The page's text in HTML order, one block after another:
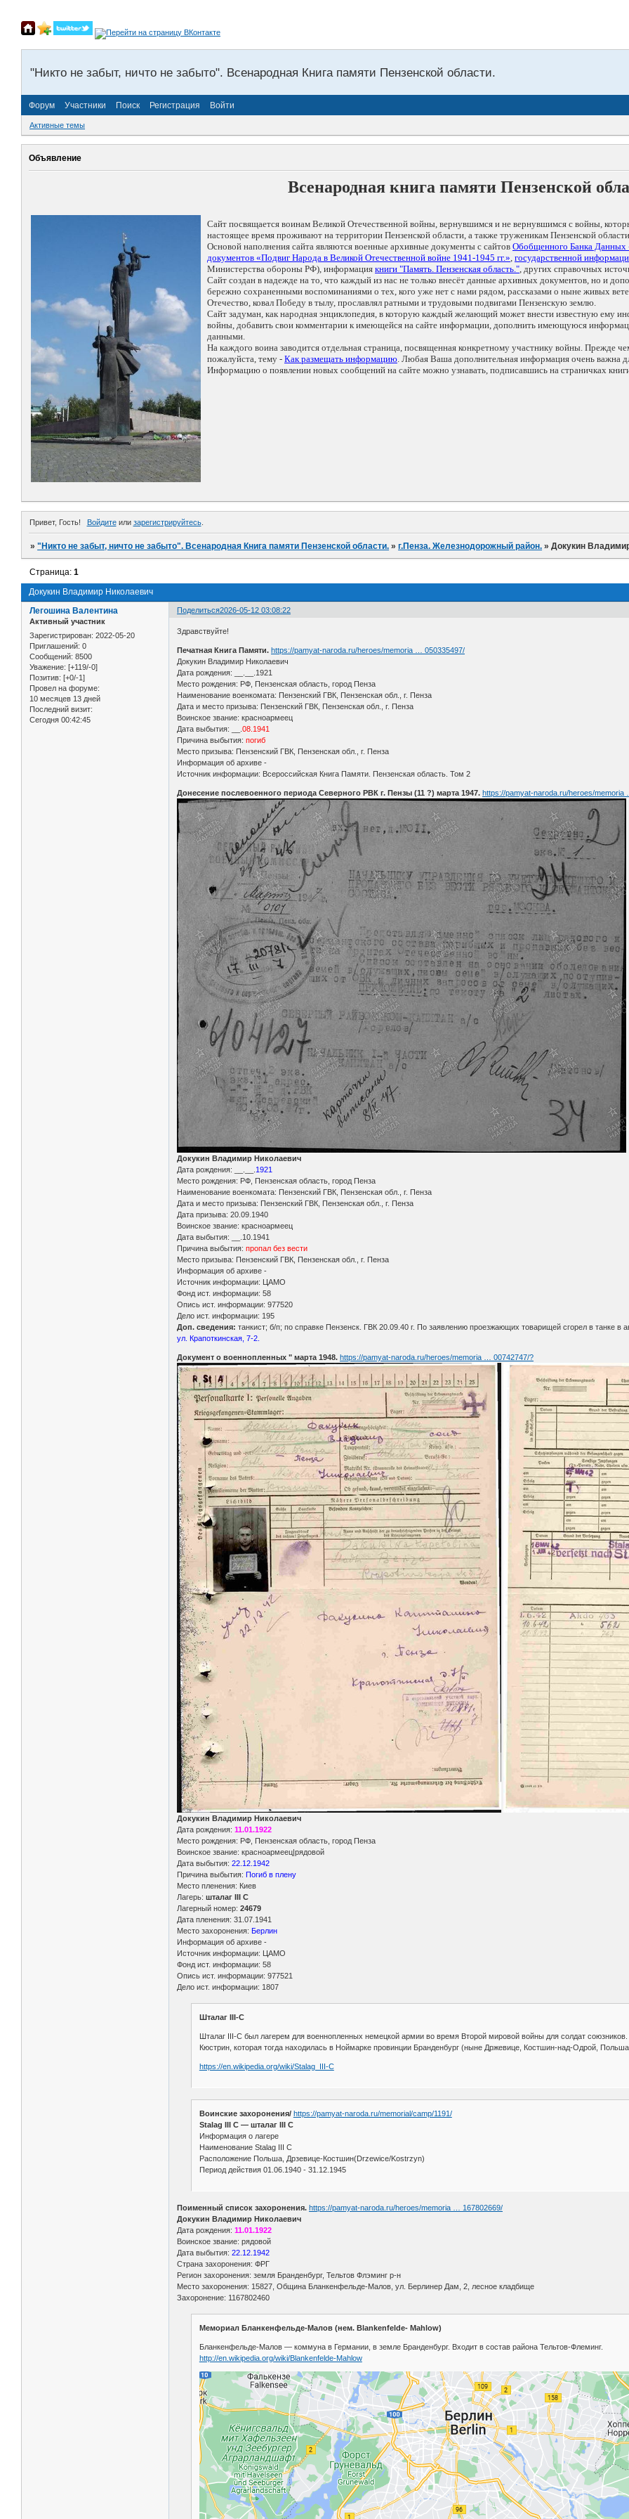
"Никто не забыт, ничто не забыто". Всенародная Книга памяти Пензенской области.
Форум Участники Поиск Регистрация Войти
Активные темы
Объявление
Всенародная книга памяти Пензенской
Сайт посвящается воинам Великой Отечественной войны, вернувшимся и не вернувшимся с войны,
настоящее время проживают на территории Пензенской области, а также труженикам Пензенской
Основой наполнения сайта являются военные архивные документы с сайтов Обобщенного Банка
документов «Подвиг Народа в Великой Отечественной войне 1941-1945 гг.», государственной
Министерства обороны РФ), информация книги "Память. Пензенская область.", других справочных
Сайт создан в надежде на то, что каждый из нас не только внесёт данные архивных документов, но и
бережно сохраненными воспоминаниями о тех, кого уже нет с нами рядом, рассказами о ныне живых
Отечество, ковал Победу в тылу, прославлял ратными и трудовыми подвигами Пензенскую землю.
Сайт задуман, как народная энциклопедия, в которую каждый желающий может внести известную ему
войны, добавить свои комментарии к имеющейся на сайте информации, дополнить имеющуюся
данными.
На каждого воина заводится отдельная страница, посвященная конкретному участнику войны. Прежде
пожалуйста, тему - Как размещать информацию. Любая Ваша дополнительная информация очень важна
Информацию о появлении новых сообщений на сайте можно узнавать, подписавшись на страничках
Привет, Гость! Войдитеили зарегистрируйтесь.
»"Никто не забыт, ничто не забыто". Всенародная Книга памяти Пензенской области. »г.Пенза. Железнодорожный район. »Докукин
Докукин Владимир Николаевич
Страница:1
Поделиться2026-05-12 03:08:22
Легошина Валентина
Активный участник
Зарегистрирован: 2022-05-20
Приглашений: 0
Сообщений: 8500
Уважение: [+119/-0]
Позитив: [+0/-1]
Провел на форуме:
10 месяцев 13 дней
Последний визит:
Сегодня 00:42:45
Здравствуйте!
Печатная Книга Памяти. https://pamyat-naroda.ru/heroes/memoria … 050335497/
Докукин Владимир Николаевич
Дата рождения: __.__.1921
Место рождения: РФ, Пензенская область, город Пенза
Наименование военкомата: Пензенский ГВК, Пензенская обл., г. Пенза
Дата и место призыва: Пензенский ГВК, Пензенская обл., г. Пенза
Воинское звание: красноармеец
Дата выбытия: __.08.1941
Причина выбытия:погиб
Место призыва: Пензенский ГВК, Пензенская обл., г. Пенза
Информация об архиве -
Источник информации: Всероссийская Книга Памяти. Пензенская область. Том 2
Донесение послевоенного периода Северного РВК г. Пензы (11 ?) марта 1947. https://pamyat-naroda.ru/heroes/memoria
Докукин Владимир Николаевич
Дата рождения: __.__. 1921
Место рождения: РФ, Пензенская область, город Пенза
Наименование военкомата: Пензенский ГВК, Пензенская обл., г. Пенза
Дата и место призыва: Пензенский ГВК, Пензенская обл., г. Пенза
Дата призыва: 20.09.1940
Воинское звание: красноармеец
Дата выбытия: __.10.1941
Причина выбытия:пропал без вести
Место призыва: Пензенский ГВК, Пензенская обл., г. Пенза
Информация об архиве -
Источник информации: ЦАМО
Фонд ист. информации: 58
Опись ист. информации: 977520
Дело ист. информации: 195
Доп. сведения: танкист; б/п; по справке Пензенск. ГВК 20.09.40 г. По заявлению проезжающих товарищей сгорел в танке в
ул. Крапоткинская, 7-2.
Документ о военнопленных " марта 1948. https://pamyat-naroda.ru/heroes/memoria … 00742747/?
Докукин Владимир Николаевич
Дата рождения: 11.01.1922
Место рождения: РФ, Пензенская область, город Пенза
Воинское звание: красноармеец|рядовой
Дата выбытия:22.12.1942
Причина выбытия:Погиб в плену
Место пленения: Киев
Лагерь:шталаг III C
Лагерный номер: 24679
Дата пленения: 31.07.1941
Место захоронения: Берлин
Информация об архиве -
Источник информации: ЦАМО
Фонд ист. информации: 58
Опись ист. информации: 977521
Дело ист. информации: 1807
Шталаг III-C
Шталаг III-C был лагерем для военнопленных немецкой армии во время Второй мировой войны для солдат
Кюстрин, которая тогда находилась в Ноймарке провинции Бранденбург (ныне Држевице, Костшин-над-Одрой,
https://en.wikipedia.org/wiki/Stalag_III-C
Воинские захоронения/ https://pamyat-naroda.ru/memorial/camp/1191/
Stalag III C — шталаг III C
Информация о лагере
Наименование Stalag III C
Расположение Польша, Дрзевице-Костшин(Drzewice/Kostrzyn)
Период действия 01.06.1940 - 31.12.1945
Поименный список захоронения. https://pamyat-naroda.ru/heroes/memoria … 167802669/
Докукин Владимир Николаевич
Дата рождения:11.01.1922
Воинское звание: рядовой
Дата выбытия:22.12.1942
Страна захоронения: ФРГ
Регион захоронения: земля Бранденбург, Тельтов Флэминг р-н
Место захоронения: 15827, Община Бланкенфельде-Малов, ул. Берлинер Дам, 2, лесное кладбище
Захоронение: 1167802460
Мемориал Бланкенфельде-Малов (нем. Blankenfelde- Mahlow)
Бланкенфельде-Малов — коммуна в Германии, в земле Бранденбург. Входит в состав района Тельтов-Флеминг.
http://en.wikipedia.org/wiki/Blankenfelde-Mahlow